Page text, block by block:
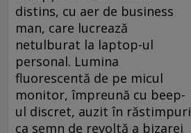
distins, cu aer de business
man, care lucrează
netulburat la laptop-ul
personal. Lumina
fluorescentă de pe micul
monitor, împreună cu beep-
ul discret, auzit în răstimpuri
ca semn de revoltă a bizarei